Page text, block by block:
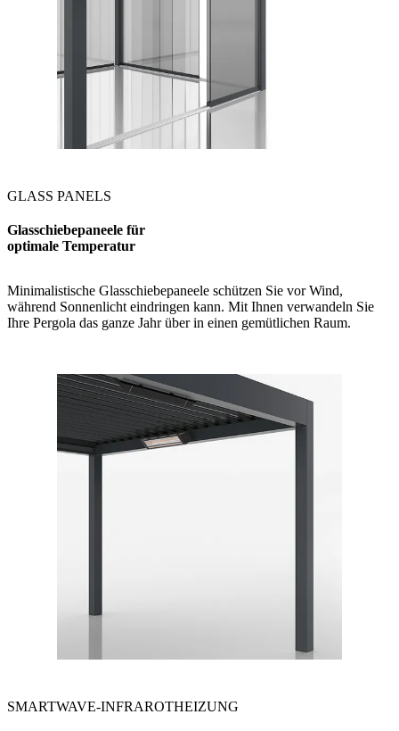
GLASS PANELS
Glasschiebepaneele für
optimale Temperatur
Minimalistische Glasschiebepaneele schützen Sie vor Wind,
während Sonnenlicht eindringen kann. Mit Ihnen verwandeln Sie
Ihre Pergola das ganze Jahr über in einen gemütlichen Raum.
SMARTWAVE-INFRAROTHEIZUNG